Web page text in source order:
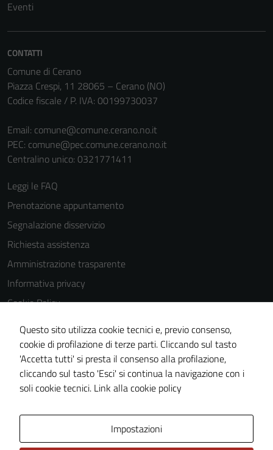
Eventi
CONTATTI
Comune di Cerano
Piazza Crespi, 11 28065 – Cerano (NO)
Codice fiscale / P. IVA: 00199730037
Email: comune@comune.cerano.no.it
PEC: comune@pec.comune.cerano.no.it
Centralino unico: 0321771411
Leggi le FAQ
Prenotazione appuntamento
Segnalazione disservizio
Richiesta assistenza
Amministrazione trasparente
Informativa privacy
Cookie Policy
Dichiarazione di accessibilità
Piano di miglioramento del sito
Meccanismo di feedback
Questo sito utilizza cookie tecnici e, previo consenso,
cookie di profilazione di terze parti. Cliccando sul tasto
'Accetta tutti' si presta il consenso alla profilazione,
cliccando sul tasto 'Esci' si continua la navigazione con i
soli cookie tecnici. Link alla cookie policy
Impostazioni
del sito e non
essere
disabilitati.
Questi cookie
non raccolgono
informazioni